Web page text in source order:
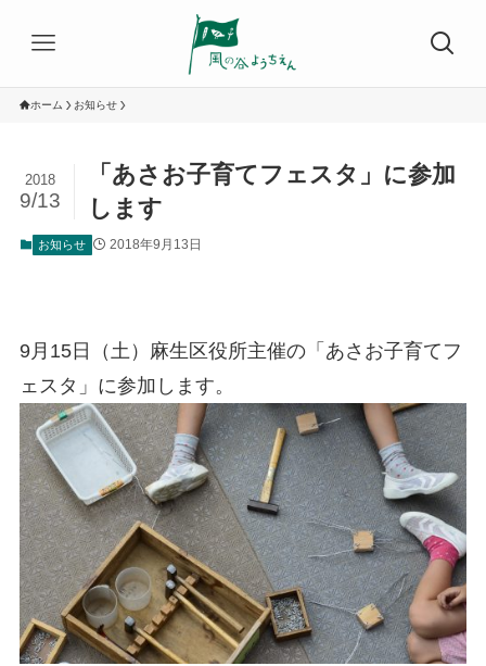
ホーム お知らせ
「あさお子育てフェスタ」に参加
します
2018
9/13
お知らせ 2018年9月13日
9月15日（土）麻生区役所主催の「あさお子育てフ
ェスタ」に参加します。